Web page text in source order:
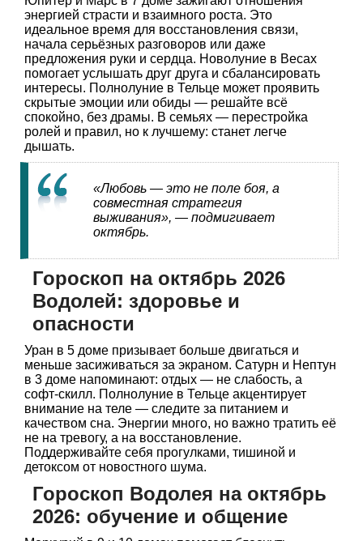
энергией страсти и взаимного роста. Это
идеальное время для восстановления связи,
начала серьёзных разговоров или даже
предложения руки и сердца. Новолуние в Весах
помогает услышать друг друга и сбалансировать
интересы. Полнолуние в Тельце может проявить
скрытые эмоции или обиды — решайте всё
спокойно, без драмы. В семьях — перестройка
ролей и правил, но к лучшему: станет легче
дышать.
«Любовь — это не поле боя, а
совместная стратегия
выживания», — подмигивает
октябрь.
Гороскоп на октябрь 2026
Водолей: здоровье и
опасности
Уран в 5 доме призывает больше двигаться и
меньше засиживаться за экраном. Сатурн и Нептун
в 3 доме напоминают: отдых — не слабость, а
софт-скилл. Полнолуние в Тельце акцентирует
внимание на теле — следите за питанием и
качеством сна. Энергии много, но важно тратить её
не на тревогу, а на восстановление.
Поддерживайте себя прогулками, тишиной и
детоксом от новостного шума.
Гороскоп Водолея на октябрь
2026: обучение и общение